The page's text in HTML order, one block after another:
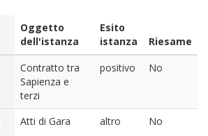
Oggetto
dell'istanza
Esito
istanza
Riesame
Contratto tra
Sapienza e
terzi
positivo No
Atti di Gara altro No